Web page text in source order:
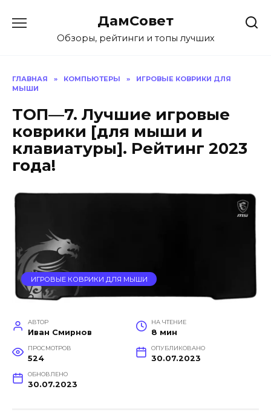
содержанию
ДамСовет
Обзоры, рейтинги и топы лучших
ГЛАВНАЯ » КОМПЬЮТЕРЫ »
ИГРОВЫЕ КОВРИКИ ДЛЯ
МЫШИ
ТОП—7. Лучшие игровые
коврики [для мыши и
клавиатуры]. Рейтинг 2023
года!
ИГРОВЫЕ КОВРИКИ ДЛЯ МЫШИ
АВТОР
Иван Смирнов
НА ЧТЕНИЕ
8 мин
ПРОСМОТРОВ
524
ОПУБЛИКОВАНО
30.07.2023
ОБНОВЛЕНО
30.07.2023